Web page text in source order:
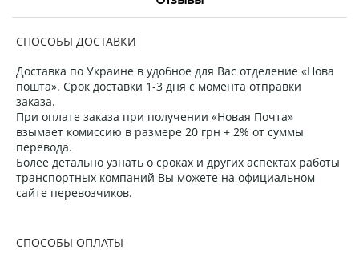
СПОСОБЫ ДОСТАВКИ
Доставка по Украине в удобное для Вас отделение «Нова
пошта». Срок доставки 1-3 дня с момента отправки
заказа.
При оплате заказа при получении «Новая Почта»
взымает комиссию в размере 20 грн + 2% от суммы
перевода.
Более детально узнать о сроках и других аспектах работы
транспортных компаний Вы можете на официальном
сайте перевозчиков.
СПОСОБЫ ОПЛАТЫ